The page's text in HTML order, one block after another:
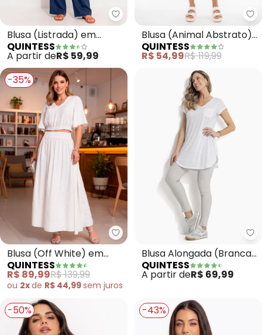
Quintess - Blusa (Listrada) em
Blusa (Listrada) em
Malha de Viscose
QUINTESS
A partir deR$ 59,99
Blusa (Animal Abstrato)
em Malha Fria
QUINTESS
R$ 54,99R$ 119,99
-35%
Quintess - Blusa (Off White)
Blusa (Off White) em
Viscose Plana com Lurex
QUINTESS
R$ 89,99R$ 139,99
ou 2xde R$ 44,99sem juros
Blusa Alongada (Branca)
com Decote V
QUINTESS
A partir deR$ 69,99
-50% -43%